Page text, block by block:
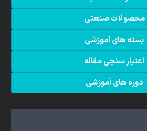
محصولات صنعتی
بسته های آموزشی
اعتبار سنجی مقاله
دوره های آموزشی